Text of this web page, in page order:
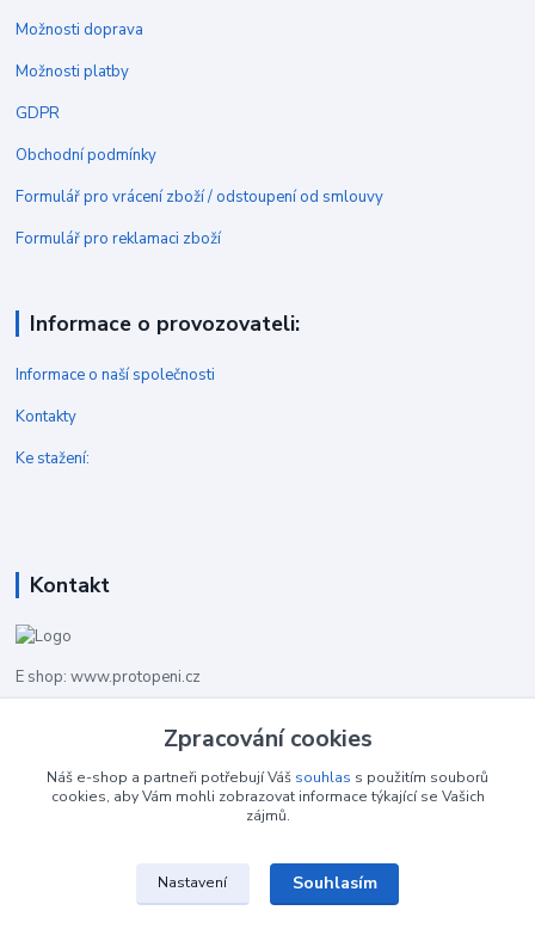
Možnosti doprava
Možnosti platby
GDPR
Obchodní podmínky
Formulář pro vrácení zboží / odstoupení od smlouvy
Formulář pro reklamaci zboží
Informace o provozovateli:
Informace o naší společnosti
Kontakty
Ke stažení:
Kontakt
E shop: www.protopeni.cz
+420 483 710 226
info@protopeni.cz
Zpracování cookies
Náš e-shop a partneři potřebují Váš souhlas s použitím souborů
cookies, aby Vám mohli zobrazovat informace týkající se Vašich
zájmů.
Nastavení Souhlasím